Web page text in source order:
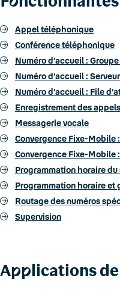
Appel téléphonique
Conférence téléphonique
Numéro d’accueil :
Numéro d’accueil :
Numéro d’accueil : File
Enregistrement des appels
Messagerie vocale
Convergence Fixe-Mobile
Convergence Fixe-Mobile
Programmation horaire
Programmation horaire et
Routage des numéros
Supervision
Applications